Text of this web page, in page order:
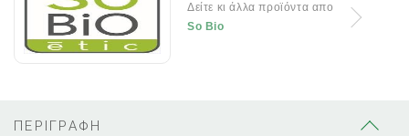
Δείτε κι άλλα προϊόντα απο
So Bio
ΠΕΡΙΓΡΑΦΗ